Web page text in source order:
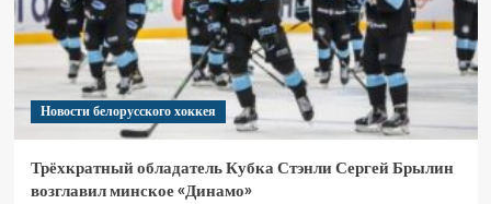
Новости белорусского хоккея
Трёхкратный обладатель Кубка Стэнли Сергей Брылин
возглавил минское «Динамо»